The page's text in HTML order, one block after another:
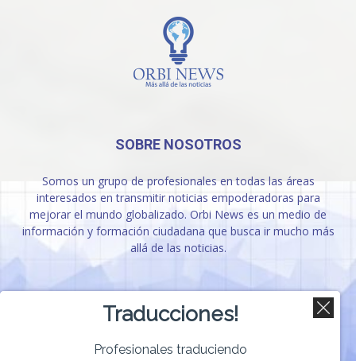
SOBRE NOSOTROS
Somos un grupo de profesionales en todas las áreas
interesados en transmitir noticias empoderadoras para
mejorar el mundo globalizado. Orbi News es un medio de
información y formación ciudadana que busca ir mucho más
allá de las noticias.
SÍGUENOS
Traducciones!
Profesionales traduciendo